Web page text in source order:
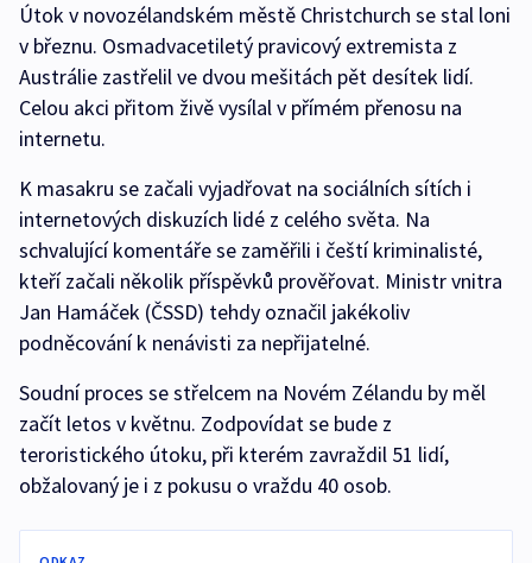
Útok v novozélandském městě Christchurch se stal loni
v březnu. Osmadvacetiletý pravicový extremista z
Austrálie zastřelil ve dvou mešitách pět desítek lidí.
Celou akci přitom živě vysílal v přímém přenosu na
internetu.
K masakru se začali vyjadřovat na sociálních sítích i
internetových diskuzích lidé z celého světa. Na
schvalující komentáře se zaměřili i čeští kriminalisté,
kteří začali několik příspěvků prověřovat. Ministr vnitra
Jan Hamáček (ČSSD) tehdy označil jakékoliv
podněcování k nenávisti za nepřijatelné.
Soudní proces se střelcem na Novém Zélandu by měl
začít letos v květnu. Zodpovídat se bude z
teroristického útoku, při kterém zavraždil 51 lidí,
obžalovaný je i z pokusu o vraždu 40 osob.